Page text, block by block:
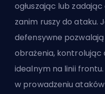
ogłuszając lub
zanim ruszy do ataku.
defensywne
obrażenia, kontrolując
idealnym na linii
w prowadzeniu